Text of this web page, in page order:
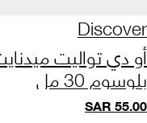
Discover
أو دي تواليت
بلوسوم 30 مل
SAR55.00